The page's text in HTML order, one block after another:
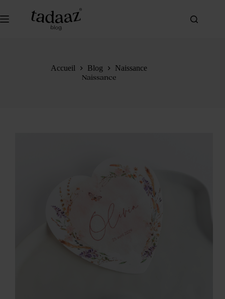
contenu
Accueil Blog
Naissance
Naissance